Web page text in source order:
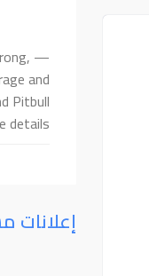
and
Pitbull
details.
إعلانات